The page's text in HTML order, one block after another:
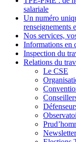
salariale
Un numéro
Nos services,
Informations en
Inspection du
Relations du
Le CSE